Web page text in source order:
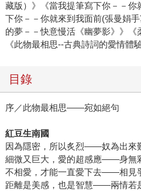
藏版）》《當我提筆寫下你－－
下你－－你就來到我面前(張曼娟
的夢－－快意慢活《幽夢影》》《
《此物最相思--古典詩詞的愛情體驗
目錄
序／此物最相思——宛如絕句
紅豆生南國
因為隱密，所以炙烈——奴為出來
細微又巨大，愛的超感應——身無
不相愛，才能一直愛下去——相見
距離是美感，也是智慧——兩情若